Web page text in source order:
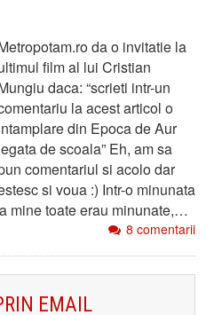
da o invitatie la
film al lui Cristian
daca: “scrieti intr-un
la acest articol o
din Epoca de Aur
de scoala” Eh, am sa
comentariul si acolo dar
si voua :) Intr-o minunata
mine toate erau minunate,…
8 comentarii
EMAIL